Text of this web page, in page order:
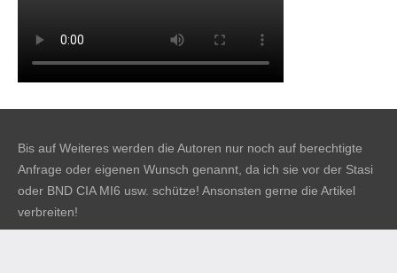
Bis auf Weiteres werden die Autoren nur noch auf berechtigte
Anfrage oder eigenen Wunsch genannt, da ich sie vor der Stasi
oder BND CIA MI6 usw. schütze! Ansonsten gerne die Artikel
verbreiten!